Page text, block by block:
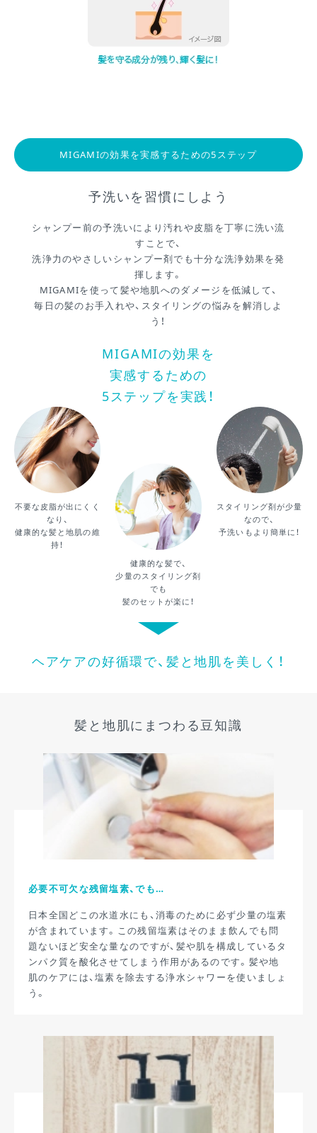
MIGAMIの効果を実感するための5ステップ
予洗いを習慣にしよう
シャンプー前の予洗いにより汚れや皮脂を丁寧に洗い流
すことで、
洗浄力のやさしいシャンプー剤でも十分な洗浄効果を発
揮します。
MIGAMIを使って髪や地肌へのダメージを低減して、
毎日の髪のお手入れや、スタイリングの悩みを解消しよ
う！
MIGAMIの効果を
実感するための
5ステップを実践！
不要な皮脂が出にくく
なり、
健康的な髪と地肌の維
持！
健康的な髪で、
少量のスタイリング剤
でも
髪のセットが楽に！
スタイリング剤が少量
なので、
予洗いもより簡単に！
ヘアケアの好循環で、 髪と地肌を美しく！
髪と地肌にまつわる豆知識
必要不可欠な残留塩素、でも…
日本全国どこの水道水にも、消毒のために必ず少量の塩素
が含まれています。この残留塩素はそのまま飲んでも問
題ないほど安全な量なのですが、髪や肌を構成しているタ
ンパク質を酸化させてしまう作用があるのです。髪や地
肌のケアには、塩素を除去する浄水シャワーを使いましょ
う。